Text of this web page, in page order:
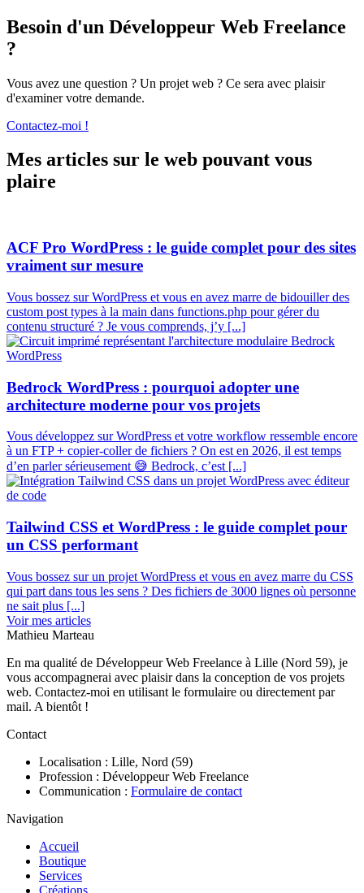
Besoin d'un Développeur Web Freelance
?
Vous avez une question ? Un projet web ? Ce sera avec plaisir
d'examiner votre demande.
Contactez-moi !
Mes articles sur le web pouvant vous
plaire
ACF Pro WordPress : le guide complet pour des sites
vraiment sur mesure
Vous bossez sur WordPress et vous en avez marre de bidouiller des
custom post types à la main dans functions.php pour gérer du
contenu structuré ? Je vous comprends, j’y [...]
Bedrock WordPress : pourquoi adopter une
architecture moderne pour vos projets
Vous développez sur WordPress et votre workflow ressemble encore
à un FTP + copier-coller de fichiers ? On est en 2026, il est temps
d’en parler sérieusement 😅 Bedrock, c’est [...]
Tailwind CSS et WordPress : le guide complet pour
un CSS performant
Vous bossez sur un projet WordPress et vous en avez marre du CSS
qui part dans tous les sens ? Des fichiers de 3000 lignes où personne
ne sait plus [...]
Voir mes articles
Mathieu Marteau
En ma qualité de Développeur Web Freelance à Lille (Nord 59), je
vous accompagnerai avec plaisir dans la conception de vos projets
web. Contactez-moi en utilisant le formulaire ou directement par
mail. A bientôt !
Contact
Localisation : Lille, Nord (59)
Profession : Développeur Web Freelance
Communication : Formulaire de contact
Navigation
Accueil
Boutique
Services
Créations